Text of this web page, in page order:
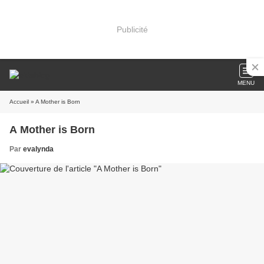
Publicité
MENU
Accueil » A Mother is Born
A Mother is Born
Par evalynda